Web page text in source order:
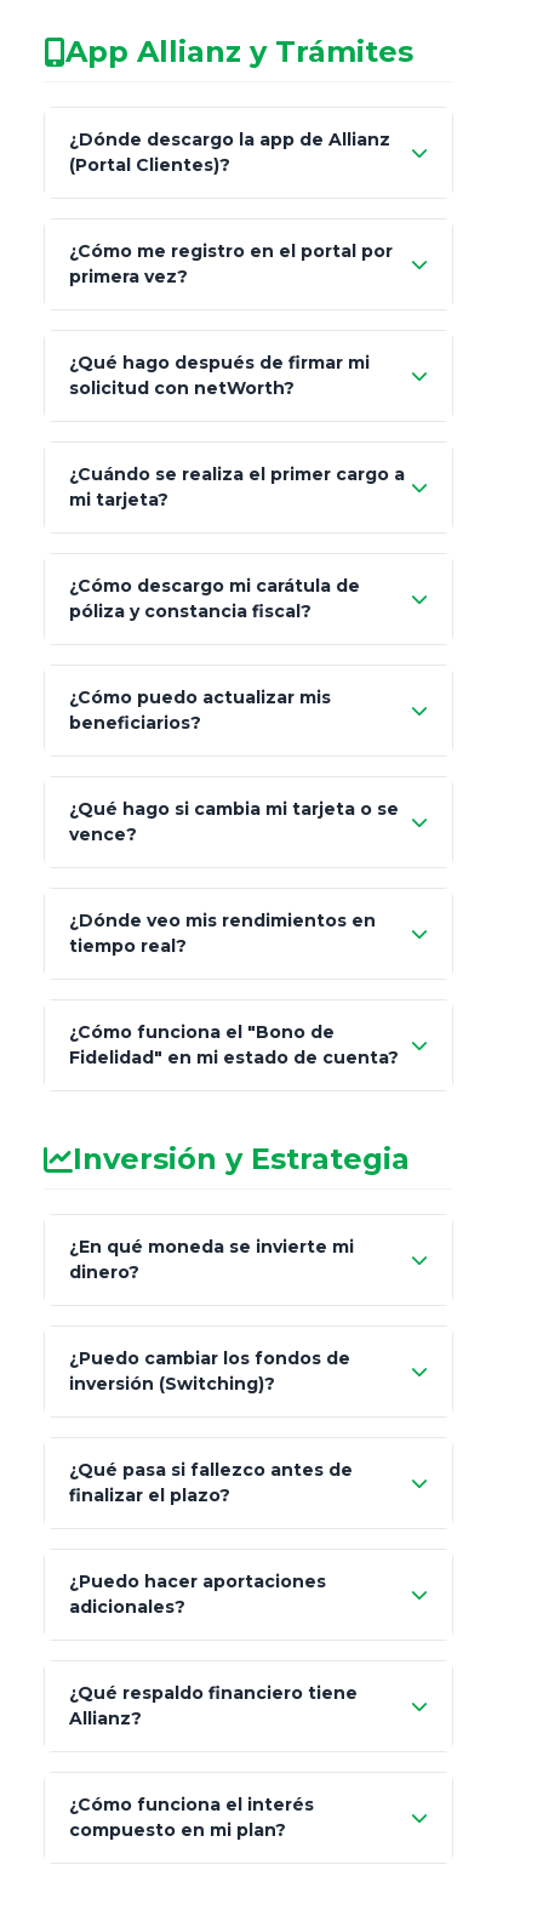
patrimonio con asesores informales en
redes sociales.
Característica netWorth (Certificado)
Fiscalidad Estrategia Art. 151 / 93
App Allianz y Trámites
¿Dónde descargo la app de Allianz
(Portal Clientes)?
Client"
App Store (iOS) Google Play
¿Cómo me registro en el portal por
primera vez?
Bienvenida
"¿Aún no tienes cuenta?
Regístrate"
¿Qué hago después de firmar mi
solicitud con netWorth?
¿Cuándo se realiza el primer cargo a
mi tarjeta?
¿Cómo descargo mi carátula de
póliza y constancia fiscal?
"Mis Pólizas" > "Documentos"
¿Cómo puedo actualizar mis
beneficiarios?
¿Qué hago si cambia mi tarjeta o se
vence?
"Link
de Cobro Seguro"
¿Dónde veo mis rendimientos en
tiempo real?
¿Cómo funciona el "Bono de
Fidelidad" en mi estado de cuenta?
Inversión y Estrategia
¿En qué moneda se invierte mi
dinero?
inflación), Dólares o Euros
¿Puedo cambiar los fondos de
inversión (Switching)?
"Switching" (cambio de fondos)
¿Qué pasa si fallezco antes de
finalizar el plazo?
100% a tus
beneficiarios designados
¿Puedo hacer aportaciones
adicionales?
¿Qué respaldo financiero tiene
Allianz?
AA (Muy Fuerte)
¿Cómo funciona el interés
compuesto en mi plan?